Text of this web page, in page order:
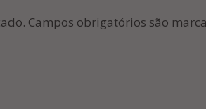
Campos obrigatórios são